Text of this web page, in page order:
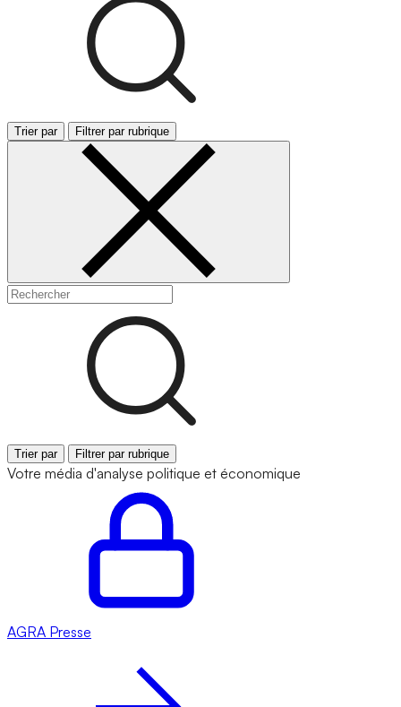
Trier par Filtrer par rubrique
Trier par Filtrer par rubrique
Votre média d'analyse politique et économique
AGRA Presse